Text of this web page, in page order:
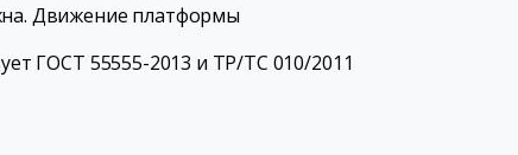
Движение платформы
ГОСТ 55555-2013 и ТР/ТС 010/2011